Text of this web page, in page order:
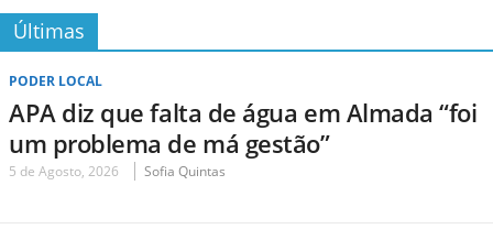
Últimas
PODER LOCAL
APA diz que falta de água em Almada “foi
um problema de má gestão”
5 de Agosto, 2026 Sofia Quintas